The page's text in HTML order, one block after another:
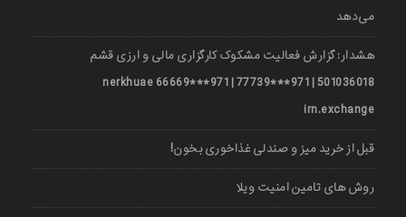
می‌دهد
هشدار: گزارش فعالیت مشکوک کارگزاری مالی و ارزی قشم
501036018 | 971***77739 | 971***66669 nerkhuae
irn.exchange
قبل از خرید میز و صندلی غذاخوری بخون!
روش های تامین امنیت ویلا